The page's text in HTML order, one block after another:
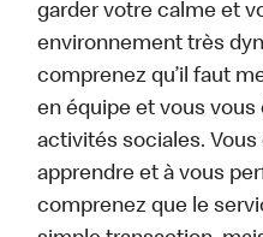
garder votre calme et
environnement très
comprenez qu’il faut
en équipe et vous vous
activités sociales.
apprendre et à vous
comprenez que le